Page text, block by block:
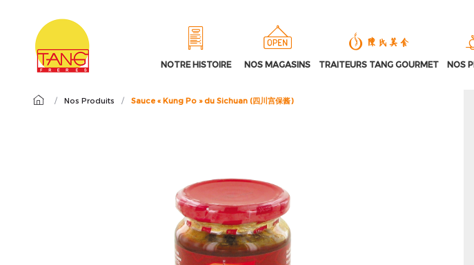
NOTRE HISTOIRE NOS MAGASINS TRAITEURS TANG GOURMET NOS
/ Nos Produits / Sauce « Kung Po » du Sichuan (四川宫保酱)